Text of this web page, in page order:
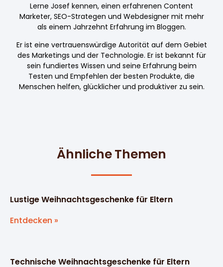
Lerne Josef kennen, einen erfahrenen Content
Marketer, SEO-Strategen und Webdesigner mit mehr
als einem Jahrzehnt Erfahrung im Bloggen.
Er ist eine vertrauenswürdige Autorität auf dem Gebiet
des Marketings und der Technologie. Er ist bekannt für
sein fundiertes Wissen und seine Erfahrung beim
Testen und Empfehlen der besten Produkte, die
Menschen helfen, glücklicher und produktiver zu sein.
Ähnliche Themen
Lustige Weihnachtsgeschenke für Eltern
Entdecken »
Technische Weihnachtsgeschenke für Eltern